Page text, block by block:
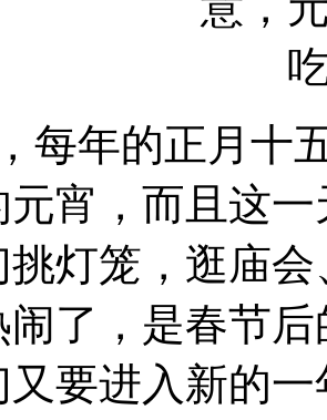
每年的正月十
宵，而且这
灯笼，逛庙
闹了，是春节
又要进入新的